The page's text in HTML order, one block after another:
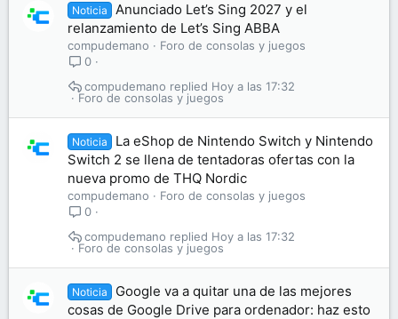
Noticia
Anunciado Let’s Sing 2027 y el
relanzamiento de Let’s Sing ABBA
compudemano
Foro de consolas y juegos
0
Foro de consolas y juegos
Hoy a las 17:32
compudemano
Noticia
La eShop de Nintendo Switch y Nintendo
Switch 2 se llena de tentadoras ofertas con la
nueva promo de THQ Nordic
compudemano
Foro de consolas y juegos
0
Foro de consolas y juegos
Hoy a las 17:32
compudemano
Noticia
Google va a quitar una de las mejores
cosas de Google Drive para ordenador: haz esto